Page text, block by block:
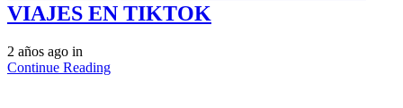
VIAJES EN TIKTOK
2 años ago in
Continue Reading